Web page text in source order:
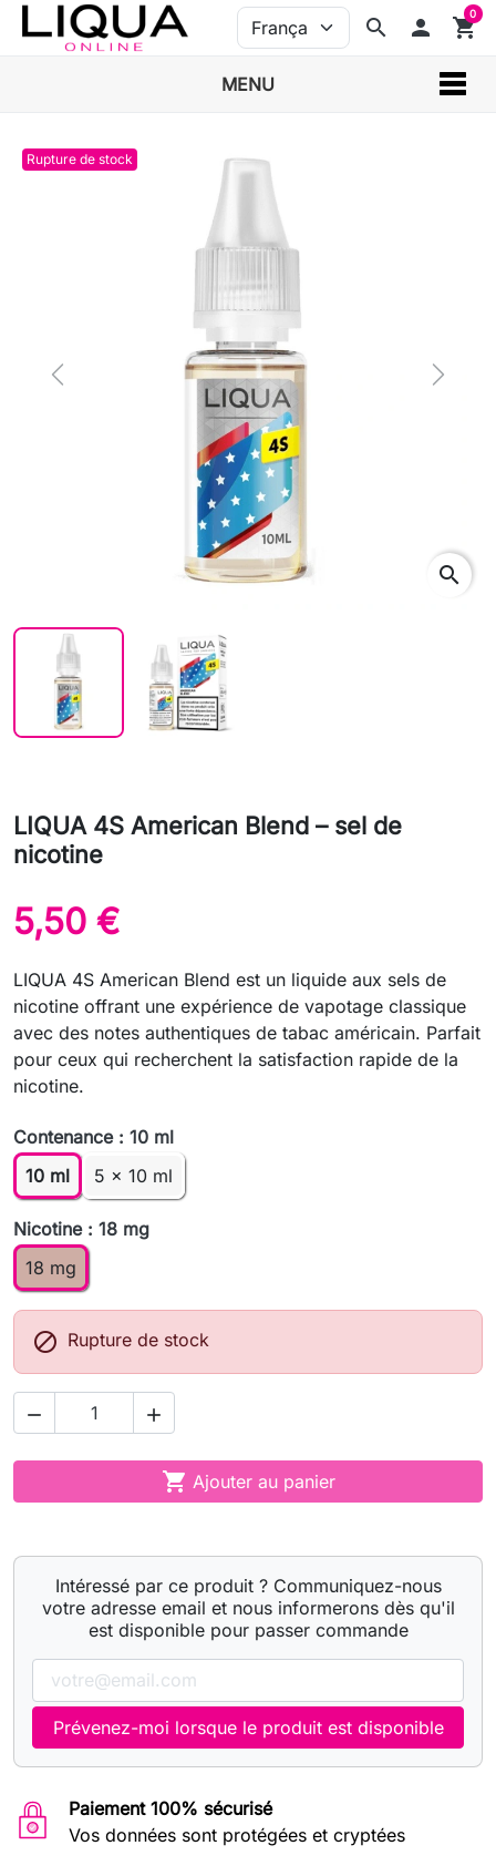
search person shopping_cart
0
MENU
Rupture de stock
Previous Next
search
LIQUA 4S American Blend – sel de
nicotine
5,50 €
LIQUA 4S American Blend est un liquide aux sels de
nicotine offrant une expérience de vapotage classique
avec des notes authentiques de tabac américain. Parfait
pour ceux qui recherchent la satisfaction rapide de la
nicotine.
Contenance : 10 ml
10 ml
5 x 10 ml
Nicotine : 18 mg
18 mg
 Rupture de stock
 
 Ajouter au panier
Intéressé par ce produit ? Communiquez-nous
votre adresse email et nous informerons dès qu'il
est disponible pour passer commande
Prévenez-moi lorsque le produit est disponible
Paiement 100% sécurisé
Vos données sont protégées et cryptées